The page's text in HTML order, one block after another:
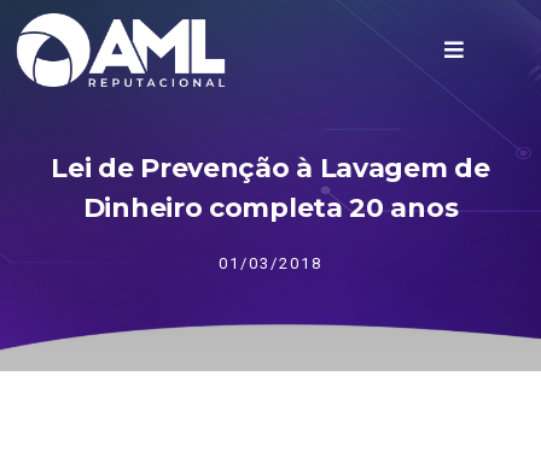
Lei de Prevenção à Lavagem de
Dinheiro completa 20 anos
01/03/2018